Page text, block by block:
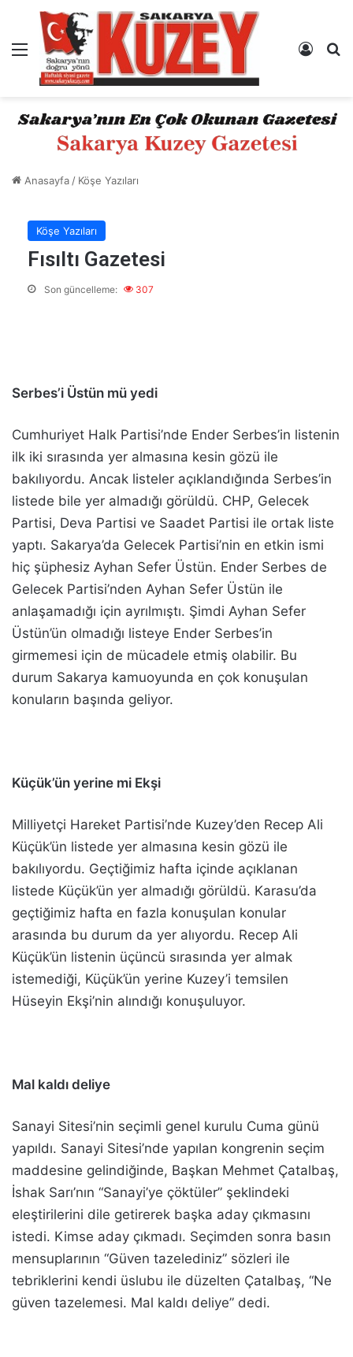
Menü Kayıt
Anasayfa/ Köşe Yazıları
Köşe Yazıları
Fısıltı Gazetesi
Son güncelleme: 307
Serbes’i Üstün mü yedi
Cumhuriyet Halk Partisi’nde Ender Serbes’in listenin
ilk iki sırasında yer almasına kesin gözü ile
bakılıyordu. Ancak listeler açıklandığında Serbes’in
listede bile yer almadığı görüldü. CHP, Gelecek
Partisi, Deva Partisi ve Saadet Partisi ile ortak liste
yaptı. Sakarya’da Gelecek Partisi’nin en etkin ismi
hiç şüphesiz Ayhan Sefer Üstün. Ender Serbes de
Gelecek Partisi’nden Ayhan Sefer Üstün ile
anlaşamadığı için ayrılmıştı. Şimdi Ayhan Sefer
Üstün’ün olmadığı listeye Ender Serbes’in
girmemesi için de mücadele etmiş olabilir. Bu
durum Sakarya kamuoyunda en çok konuşulan
konuların başında geliyor.
Küçük’ün yerine mi Ekşi
Milliyetçi Hareket Partisi’nde Kuzey’den Recep Ali
Küçük’ün listede yer almasına kesin gözü ile
bakılıyordu. Geçtiğimiz hafta içinde açıklanan
listede Küçük’ün yer almadığı görüldü. Karasu’da
geçtiğimiz hafta en fazla konuşulan konular
arasında bu durum da yer alıyordu. Recep Ali
Küçük’ün listenin üçüncü sırasında yer almak
istemediği, Küçük’ün yerine Kuzey’i temsilen
Hüseyin Ekşi’nin alındığı konuşuluyor.
Mal kaldı deliye
Sanayi Sitesi’nin seçimli genel kurulu Cuma günü
yapıldı. Sanayi Sitesi’nde yapılan kongrenin seçim
maddesine gelindiğinde, Başkan Mehmet Çatalbaş,
İshak Sarı’nın “Sanayi’ye çöktüler” şeklindeki
eleştirilerini dile getirerek başka aday çıkmasını
istedi. Kimse aday çıkmadı. Seçimden sonra basın
mensuplarının “Güven tazelediniz” sözleri ile
tebriklerini kendi üslubu ile düzelten Çatalbaş, “Ne
güven tazelemesi. Mal kaldı deliye” dedi.